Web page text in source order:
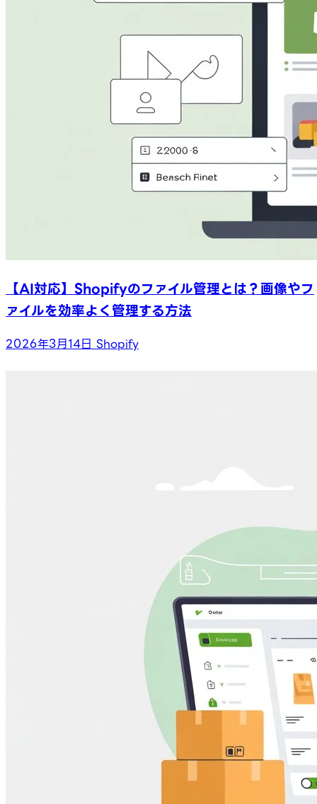
【AI対応】Shopifyのファイル管理とは？画像やフ
ァイルを効率よく管理する方法
2026年3月14日 Shopify